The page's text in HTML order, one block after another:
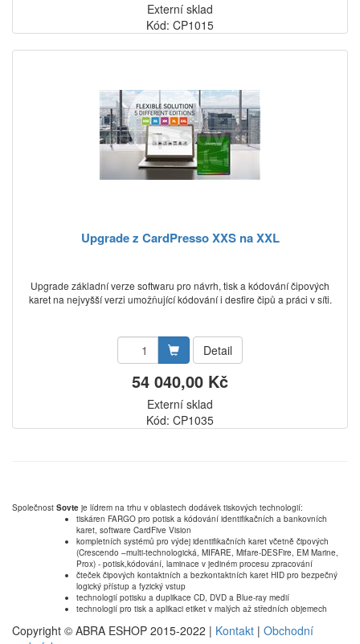
Externí sklad
Kód: CP1015
Upgrade z CardPresso XXS na XXL
Upgrade základní verze softwaru pro návrh, tisk a kódování čipových
karet na nejvyšší verzi umožňující kódování i desfire čipů a práci v síti.
Detail
54 040,00 Kč
Externí sklad
Kód: CP1035
Společnost Sovte je lídrem na trhu v oblastech dodávek tiskových technologií:
tiskáren FARGO pro potisk a kódování identifikačních a bankovních
karet, software CardFive Vision
kompletních systémů pro výdej identifikačních karet včetně čipových
(Crescendo –multi-technologická, MIFARE, Mifare-DESFire, EM Marine,
Prox) - potisk,kódování, laminace v jediném procesu zpracování
čteček čipových kontaktních a bezkontaktních karet HID pro bezpečný
logický přístup a fyzický vstup
technologií potisku a duplikace CD, DVD a Blue-ray medií
technologií pro tisk a aplikaci etiket v malých až středních objemech
Copyright © ABRA ESHOP 2015-2022 | Kontakt | Obchodní